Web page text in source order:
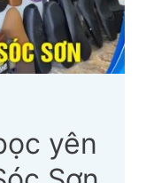
yên